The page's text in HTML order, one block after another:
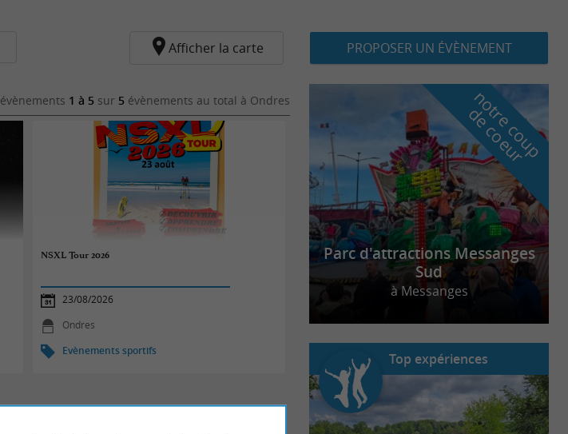
Afficher la carte
évènements 1 à 5 sur 5 évènements au total à Ondres
NSXL Tour 2026
23/08/2026
Ondres
Evènements sportifs
PROPOSER UN ÉVÈNEMENT
n
o
t
r
e
c
o
u
p
d
e
c
o
e
u
r
Parc d'attractions Messanges
Sud
à Messanges
Top expériences